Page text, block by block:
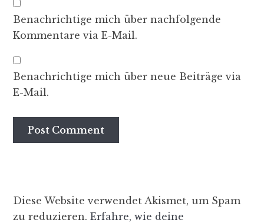
Benachrichtige mich über nachfolgende
Kommentare via E-Mail.
Benachrichtige mich über neue Beiträge via
E-Mail.
Diese Website verwendet Akismet, um Spam
zu reduzieren. Erfahre, wie deine